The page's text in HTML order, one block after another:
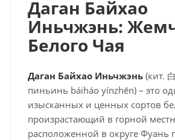
Даган Байхао
Иньчжэнь:
Белого Чая
Даган Байхао Иньчжэнь (кит.
пиньинь báiháo yínzhēn) – это
изысканных и ценных сортов
произрастающий в горной
расположенной в округе Фуань